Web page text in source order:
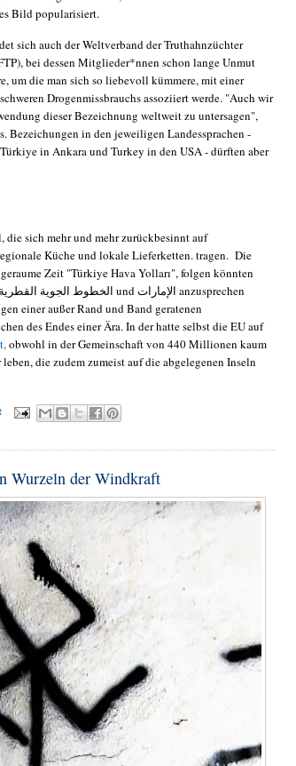
Bild popularisiert.
sich auch der Weltverband der Truthahnzüchter
, bei dessen Mitglieder*nnen schon lange Unmut
um die man sich so liebevoll kümmere, mit einer
Drogenmissbrauchs assoziiert werde. "Auch wir
dieser Bezeichnung weltweit zu untersagen",
Bezeichungen in den jeweiligen Landessprachen -
in Ankara und Turkey in den USA - dürften aber
sich mehr und mehr zurückbesinnt auf
Küche und lokale Lieferketten. tragen. Die
Zeit "Türkiye Hava Yolları", folgen könnten
einer außer Rand und Band geratenen
des Endes einer Ära. In der hatte selbst die EU auf
obwohl in der Gemeinschaft von 440 Millionen kaum
die zudem zumeist auf die abgelegenen Inseln
Wurzeln der Windkraft